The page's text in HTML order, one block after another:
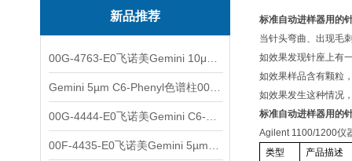
新品推荐
标准自动进样器用的
当针头弯曲、出现毛
如效果发现针座上有
如效果样品含有颗粒
如效果发生这种情况
标准自动进样器用的
Agilent 1100/1200仪
类型
产品描述